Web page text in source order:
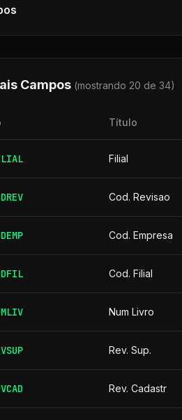
Campos (mostrando 20 de 34)
Título
Filial
Cod. Revisao
Cod. Empresa
Cod. Filial
Num Livro
Rev. Sup.
Rev. Cadastr